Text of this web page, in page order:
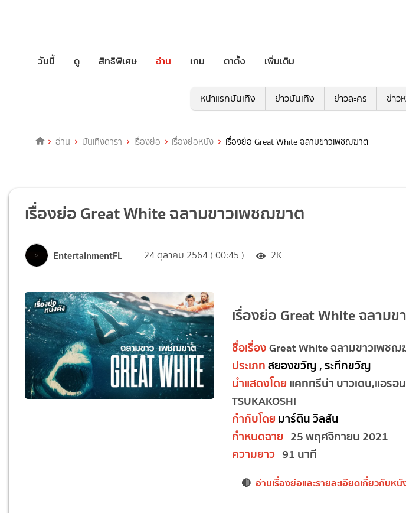
วันนี้ ดู สิทธิพิเศษ อ่าน เกม ตาตั้ง เพิ่มเติม
หน้าแรกบันเทิง ข่าวบันเทิง ข่าวละคร ข่าว
อ่าน บันเทิงดารา เรื่องย่อ เรื่องย่อหนัง เรื่องย่อ Great White ฉลามขาวเพชฌฆาต
เรื่องย่อ Great White ฉลามขาวเพชฌฆาต
EntertainmentFL 24 ตุลาคม 2564 ( 00:45 ) 2K
เรื่องย่อ Great White ฉลาม
ชื่อเรื่องGreat White ฉลามขาวเพชฌ
ประเภทสยองขวัญ , ระทึกขวัญ
นำแสดงโดย แคททรีน่า บาวเดน,แอรอ
TSUKAKOSHI
กำกับโดย มาร์ติน วิลสัน
กำหนดฉาย 25 พฤศจิกายน 2021
ความยาว 91 นาที
🔴 อ่านเรื่องย่อและรายละเอียดเกี่ยวกับห